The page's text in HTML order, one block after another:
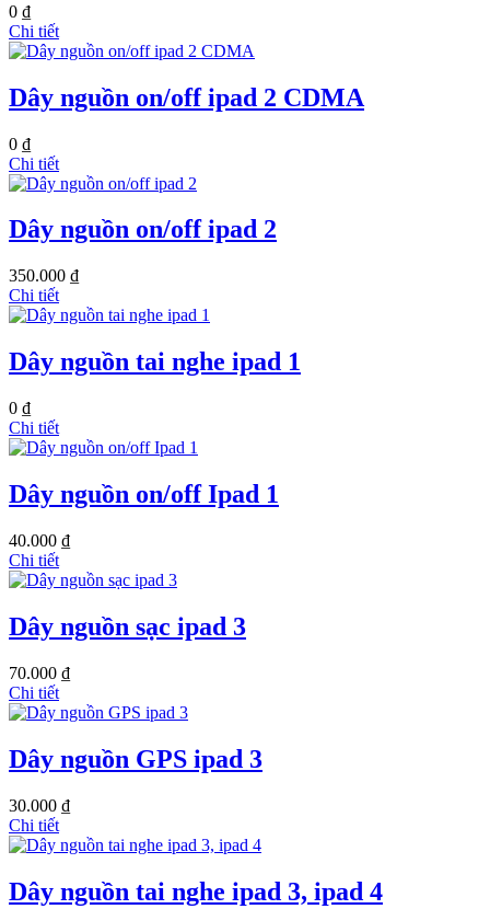
0 ₫
Chi tiết
Dây nguồn on/off ipad 2 CDMA
0 ₫
Chi tiết
Dây nguồn on/off ipad 2
350.000 ₫
Chi tiết
Dây nguồn tai nghe ipad 1
0 ₫
Chi tiết
Dây nguồn on/off Ipad 1
40.000 ₫
Chi tiết
Dây nguồn sạc ipad 3
70.000 ₫
Chi tiết
Dây nguồn GPS ipad 3
30.000 ₫
Chi tiết
Dây nguồn tai nghe ipad 3, ipad 4